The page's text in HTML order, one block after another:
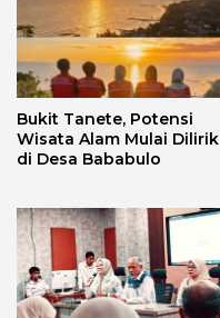
Bukit Tanete, Potensi
Wisata Alam Mulai Dilirik
di Desa Bababulo